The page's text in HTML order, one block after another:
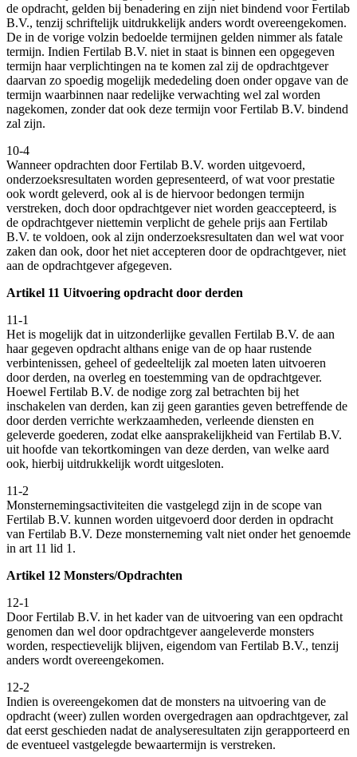
de opdracht, gelden bij benadering en zijn niet bindend voor Fertilab
B.V., tenzij schriftelijk uitdrukkelijk anders wordt overeengekomen.
De in de vorige volzin bedoelde termijnen gelden nimmer als fatale
termijn. Indien Fertilab B.V. niet in staat is binnen een opgegeven
termijn haar verplichtingen na te komen zal zij de opdrachtgever
daarvan zo spoedig mogelijk mededeling doen onder opgave van de
termijn waarbinnen naar redelijke verwachting wel zal worden
nagekomen, zonder dat ook deze termijn voor Fertilab B.V. bindend
zal zijn.
10-4
Wanneer opdrachten door Fertilab B.V. worden uitgevoerd,
onderzoeksresultaten worden gepresenteerd, of wat voor prestatie
ook wordt geleverd, ook al is de hiervoor bedongen termijn
verstreken, doch door opdrachtgever niet worden geaccepteerd, is
de opdrachtgever niettemin verplicht de gehele prijs aan Fertilab
B.V. te voldoen, ook al zijn onderzoeksresultaten dan wel wat voor
zaken dan ook, door het niet accepteren door de opdrachtgever, niet
aan de opdrachtgever afgegeven.
Artikel 11 Uitvoering opdracht door derden
11-1
Het is mogelijk dat in uitzonderlijke gevallen Fertilab B.V. de aan
haar gegeven opdracht althans enige van de op haar rustende
verbintenissen, geheel of gedeeltelijk zal moeten laten uitvoeren
door derden, na overleg en toestemming van de opdrachtgever.
Hoewel Fertilab B.V. de nodige zorg zal betrachten bij het
inschakelen van derden, kan zij geen garanties geven betreffende de
door derden verrichte werkzaamheden, verleende diensten en
geleverde goederen, zodat elke aansprakelijkheid van Fertilab B.V.
uit hoofde van tekortkomingen van deze derden, van welke aard
ook, hierbij uitdrukkelijk wordt uitgesloten.
11-2
Monsternemingsactiviteiten die vastgelegd zijn in de scope van
Fertilab B.V. kunnen worden uitgevoerd door derden in opdracht
van Fertilab B.V. Deze monsterneming valt niet onder het genoemde
in art 11 lid 1.
Artikel 12 Monsters/Opdrachten
12-1
Door Fertilab B.V. in het kader van de uitvoering van een opdracht
genomen dan wel door opdrachtgever aangeleverde monsters
worden, respectievelijk blijven, eigendom van Fertilab B.V., tenzij
anders wordt overeengekomen.
12-2
Indien is overeengekomen dat de monsters na uitvoering van de
opdracht (weer) zullen worden overgedragen aan opdrachtgever, zal
dat eerst geschieden nadat de analyseresultaten zijn gerapporteerd en
de eventueel vastgelegde bewaartermijn is verstreken.